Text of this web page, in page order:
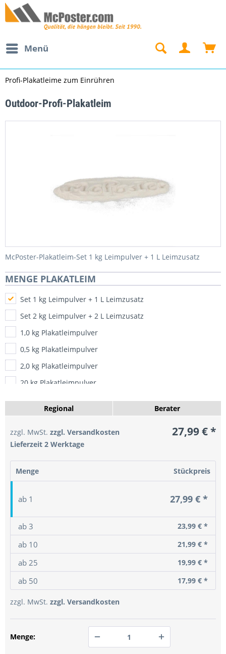
Menü
Profi-Plakatleime zum Einrühren
Outdoor-Profi-Plakatleim
McPoster-Plakatleim-Set 1 kg Leimpulver + 1 L Leimzusatz
MENGE PLAKATLEIM
Set 1 kg Leimpulver + 1 L Leimzusatz
Set 2 kg Leimpulver + 2 L Leimzusatz
1,0 kg Plakatleimpulver
0,5 kg Plakatleimpulver
2,0 kg Plakatleimpulver
20 kg Plakatleimpulver
Regional Berater
27,99 €*
zzgl. MwSt. zzgl. Versandkosten
Lieferzeit 2 Werktage
Menge Stückpreis
ab 1 27,99 € *
ab 3 23,99 € *
ab 10 21,99 € *
ab 25 19,99 € *
ab 50 17,99 € *
zzgl. MwSt. zzgl. Versandkosten
Menge: